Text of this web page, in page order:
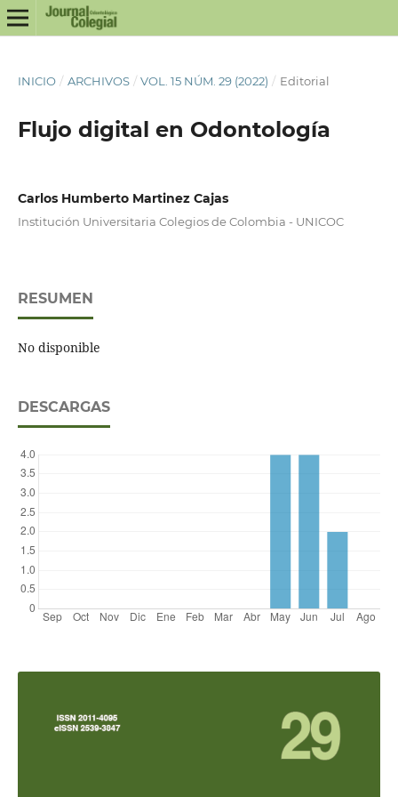
INICIO / ARCHIVOS / VOL. 15 NÚM. 29 (2022) / Editorial
Flujo digital en Odontología
Carlos Humberto Martinez Cajas
Institución Universitaria Colegios de Colombia - UNICOC
RESUMEN
No disponible
DESCARGAS